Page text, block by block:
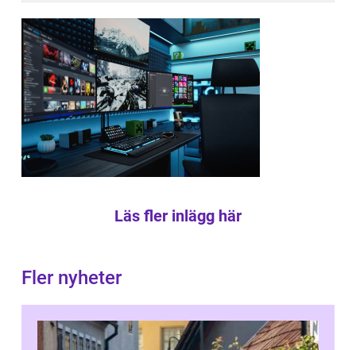
Läs fler inlägg här
Fler nyheter